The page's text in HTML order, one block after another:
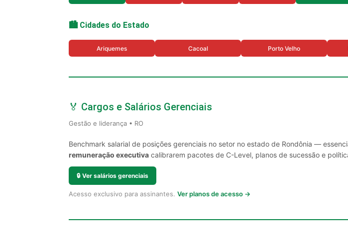
🏙️ Cidades do Estado
Ariquemes Cacoal Porto Velho
🏅 Cargos e Salários Gerenciais
Gestão e liderança • RO
Benchmark salarial de posições gerenciais no setor no estado de Rondônia —
remuneração executiva calibrarem pacotes de C-Level, planos de sucessão e
🔒 Ver salários gerenciais
Acesso exclusivo para assinantes. Ver planos de acesso →